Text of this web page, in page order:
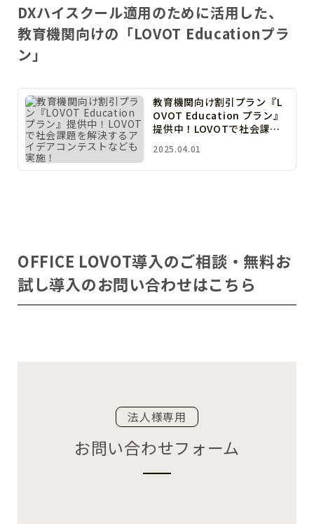
DXハイスクール適用のために活用した、
教育機関向けの「LOVOT Educationプラ
ン 」
教育機関向け割引プラン『L
OVOT Education プラン』
提供中！LOVOTで社会課題
ストなども実施！
2025.04.01
OFFICE LOVOT導入のご相談・無料お
試し導入のお問い合わせはこちら
法人様専用
お問い合わせフォーム